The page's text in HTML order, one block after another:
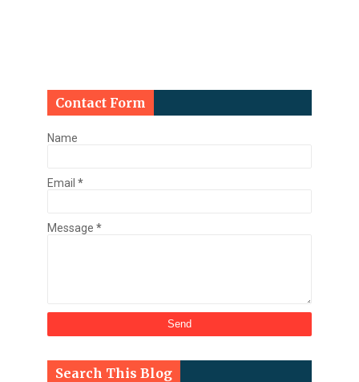
Contact Form
Name
Email *
Message *
Search This Blog